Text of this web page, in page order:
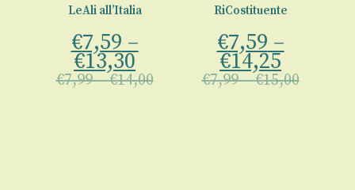
LeAli all’Italia
€7,59 –
€13,30
€7,99–€14,00
RiCostituente
€7,59 –
€14,25
€7,99–€15,00